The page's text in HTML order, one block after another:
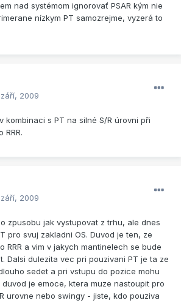
nad systémom ignorovať PSAR kým nie
nízkym PT samozrejme, vyzerá to
září, 2009
kombinaci s PT na silné S/R úrovni při
září, 2009
zpusobu jak vystupovat z trhu, ale dnes
pro svuj zakladni OS. Duvod je ten, ze
RRR a vim v jakych mantinelech se bude
Dalsi dulezita vec pri pouzivani PT je ta ze
sedet a pri vstupu do pozice mohu
je emoce, ktera muze nastoupit pro
urovne nebo swingy - jiste, kdo pouziva